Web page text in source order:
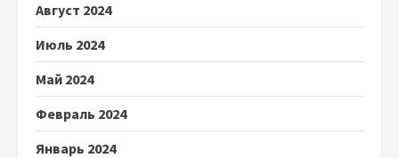
Август 2024
Июль 2024
Май 2024
Февраль 2024
Январь 2024